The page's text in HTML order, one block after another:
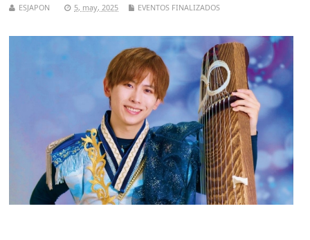
ESJAPON 5, may, 2025 EVENTOS FINALIZADOS